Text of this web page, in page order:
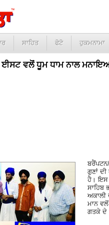
ਸਾਹਿਤ ਫੋਟੋ ਹੁਕਮਨਾਮਾ
ਈਸਟ ਵਲੋਂ ਧੂਮ ਧਾਮ ਨਾਲ
ਗੁਣਾਂ
ਹੈ। ਇਸ
ਸਾਹਿਬ
ਅਕਾਲੀ
ਮਾਨ
ਗਤਕੇ ਦੇ